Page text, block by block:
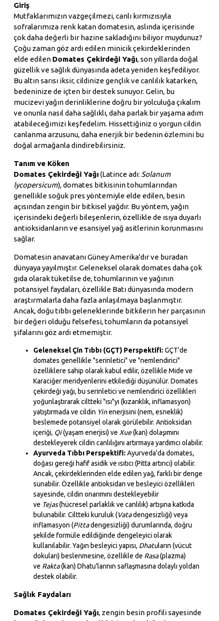
Giriş
Mutfaklarımızın vazgeçilmezi, canlı kırmızısıyla
sofralarımıza renk katan domatesin, aslında içerisinde
çok daha değerli bir hazine sakladığını biliyor muydunuz?
Çoğu zaman göz ardı edilen minicik çekirdeklerinden
elde edilen Domates Çekirdeği Yağı, son yıllarda doğal
güzellik ve sağlık dünyasında adeta yeniden keşfediliyor.
Bu altın sarısı iksir, cildinize gençlik ve canlılık katarken,
bedeninize de içten bir destek sunuyor. Gelin, bu
mucizevi yağın derinliklerine doğru bir yolculuğa çıkalım
ve onunla nasıl daha sağlıklı, daha parlak bir yaşama adım
atabileceğimizi keşfedelim. Hissettiğiniz o yorgun cildin
canlanma arzusunu, daha enerjik bir bedenin özlemini bu
doğal armağanla dindirebilirsiniz.
Tanım ve Köken
Domates Çekirdeği Yağı(Latince adı: Solanum
lycopersicum), domates bitkisinin tohumlarından
genellikle soğuk pres yöntemiyle elde edilen, besin
açısından zengin bir bitkisel yağdır. Bu yöntem, yağın
içerisindeki değerli bileşenlerin, özellikle de ısıya duyarlı
antioksidanların ve esansiyel yağ asitlerinin korunmasını
sağlar.
Domatesin anavatanı Güney Amerika'dır ve buradan
dünyaya yayılmıştır. Geleneksel olarak domates daha çok
gıda olarak tüketilse de, tohumlarının ve yağının
potansiyel faydaları, özellikle Batı dünyasında modern
araştırmalarla daha fazla anlaşılmaya başlanmıştır.
Ancak, doğu tıbbı geleneklerinde bitkilerin her parçasının
bir değeri olduğu felsefesi, tohumların da potansiyel
şifalarını göz ardı etmemiştir.
Geleneksel Çin Tıbbı (GÇT) Perspektifi: GÇT'de
domates genellikle "serinletici" ve "nemlendirici"
özelliklere sahip olarak kabul edilir, özellikle Mide ve
Karaciğer meridyenlerini etkilediği düşünülür. Domates
çekirdeği yağı, bu serinletici ve nemlendirici özellikleri
yoğunlaştırarak ciltteki "ısı"yı (kızarıklık, inflamasyon)
yatıştırmada ve cildin Yinenerjisini (nem, esneklik)
beslemede potansiyel olarak görülebilir. Antioksidan
içeriği, Qi(yaşam enerjisi) ve Xue(kan) dolaşımını
destekleyerek cildin canlılığını artırmaya yardımcı olabilir.
Ayurveda Tıbbı Perspektifi: Ayurveda'da domates,
doğası gereği hafif asidik ve ısıtıcı (Pitta artırıcı) olabilir.
Ancak, çekirdeklerinden elde edilen yağ, farklı bir denge
sunabilir. Özellikle antioksidan ve besleyici özellikleri
sayesinde, cildin onarımını destekleyebilir
ve Tejas(hücresel parlaklık ve canlılık) artışına katkıda
bulunabilir. Ciltteki kuruluk (Vatadengesizliği) veya
inflamasyon (Pittadengesizliği) durumlarında, doğru
şekilde formüle edildiğinde dengeleyici olarak
kullanılabilir. Yağın besleyici yapısı, Dhatuların (vücut
dokuları) beslenmesine, özellikle de Rasa(plazma)
ve Rakta(kan) Dhatu'larının saflaşmasına dolaylı yoldan
destek olabilir.
Sağlık Faydaları
Domates Çekirdeği Yağı, zengin besin profili sayesinde